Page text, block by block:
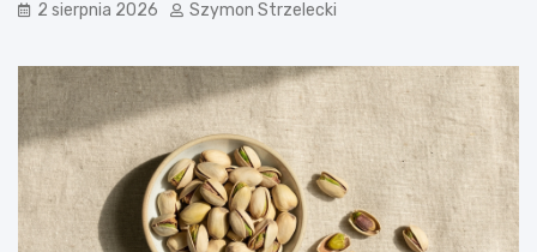
2 sierpnia 2026 Szymon Strzelecki